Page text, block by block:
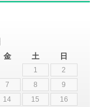
金 土 日
1
2
7 8
9
14 15
16